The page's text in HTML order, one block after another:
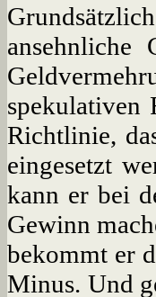
spekulativen
Richtlinie,
eingesetzt
kann er bei
Gewinn
bekommt er
Minus. Und